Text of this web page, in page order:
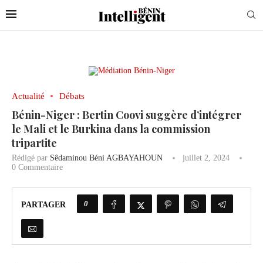
Actualité Débats
Bénin-Niger : Bertin Coovi suggère d’intégrer
le Mali et le Burkina dans la commission
tripartite
Rédigé par Sêdaminou Béni AGBAYAHOUN
juillet 2, 2024
0 Commentaire
PARTAGER 0